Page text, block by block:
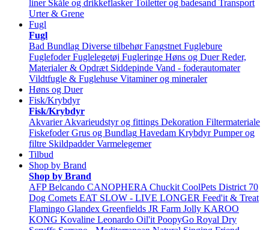
liner Skåle og drikkeflasker Toiletter og badesand Transport
Urter & Grene
Fugl
Fugl
Bad Bundlag Diverse tilbehør Fangstnet Fuglebure
Fuglefoder Fuglelegetøj Fugleringe Høns og Duer Reder,
Materialer & Opdræt Siddepinde Vand - foderautomater
Vildtfugle & Fuglehuse Vitaminer og mineraler
Høns og Duer
Fisk/Krybdyr
Fisk/Krybdyr
Akvarier Akvarieudstyr og fittings Dekoration Filtermateriale
Fiskefoder Grus og Bundlag Havedam Krybdyr Pumper og
filtre Skildpadder Varmelegemer
Tilbud
Shop by Brand
Shop by Brand
AFP Belcando CANOPHERA Chuckit CoolPets District 70
Dog Comets EAT SLOW - LIVE LONGER Feed'it & Treat
Flamingo Glandex Greenfields JR Farm Jolly KAROO
KONG Kovaline Leonardo Oil'it PoopyGo Royal Dry